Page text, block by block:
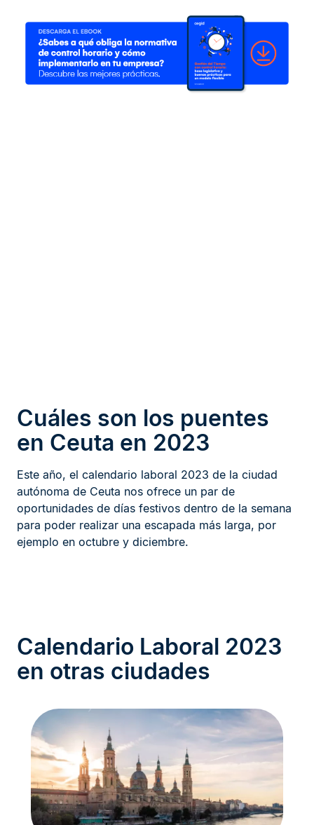
Cuáles son los puentes
en Ceuta en 2023
Este año, el calendario laboral 2023 de la ciudad
autónoma de Ceuta nos ofrece un par de
oportunidades de días festivos dentro de la semana
para poder realizar una escapada más larga, por
ejemplo en octubre y diciembre.
Calendario Laboral 2023
en otras ciudades